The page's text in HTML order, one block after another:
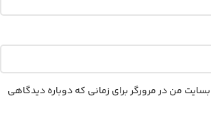
من در مرورگر برای زمانی که دوباره دیدگاهی